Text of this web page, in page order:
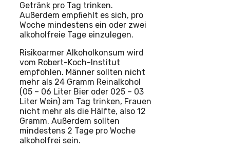
Getränk pro Tag trinken.
Außerdem empfiehlt es sich, pro
Woche mindestens ein oder zwei
alkoholfreie Tage einzulegen.
Risikoarmer Alkoholkonsum wird
vom Robert-Koch-Institut
empfohlen. Männer sollten nicht
mehr als 24 Gramm Reinalkohol
(05 – 06 Liter Bier oder 025 – 03
Liter Wein) am Tag trinken, Frauen
nicht mehr als die Hälfte, also 12
Gramm. Außerdem sollten
mindestens 2 Tage pro Woche
alkoholfrei sein.